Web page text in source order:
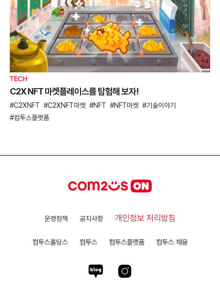
TECH
C2X NFT 마켓플레이스를 탐험해 보자!
C2XNFT C2XNFT마켓 NFT NFT마켓
기술이야기
컴투스플랫폼
운영정책 공지사항 개인정보 처리방침
컴투스홀딩스 컴투스 컴투스플랫폼 컴투스 채용